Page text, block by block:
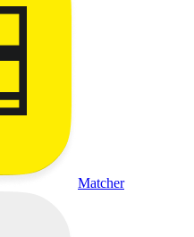
Matcher